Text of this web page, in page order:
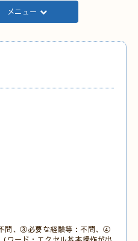
メニュー
問、③必要な経験等：不問、④